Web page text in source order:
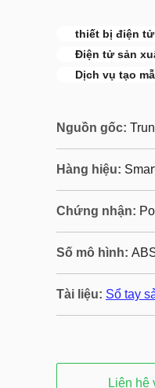
thiết bị điện tử
Điện tử sản
Dịch vụ tạo
Nguồn gốc:
Hàng hiệu:
Chứng nhận:
Số mô hình:
Tài liệu: Sổ tay
Liên hệ